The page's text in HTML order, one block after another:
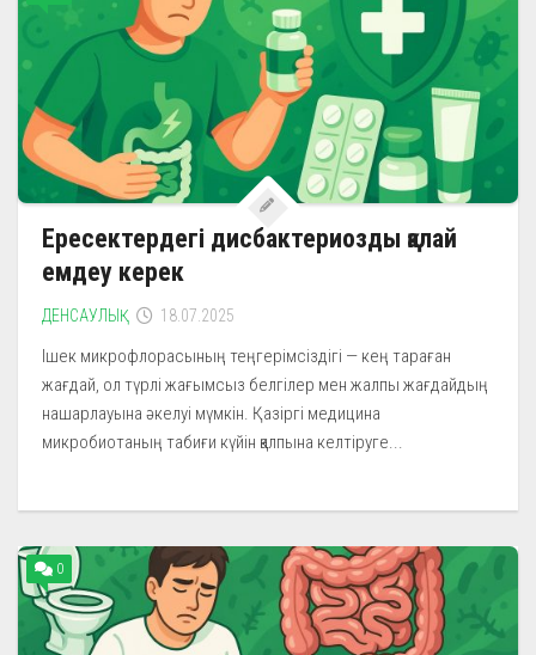
Ересектердегі дисбактериозды қалай
емдеу керек
ДЕНСАУЛЫҚ 18.07.2025
Ішек микрофлорасының теңгерімсіздігі — кең тараған
жағдай, ол түрлі жағымсыз белгілер мен жалпы жағдайдың
нашарлауына әкелуі мүмкін. Қазіргі медицина
микробиотаның табиғи күйін қалпына келтіруге...
0